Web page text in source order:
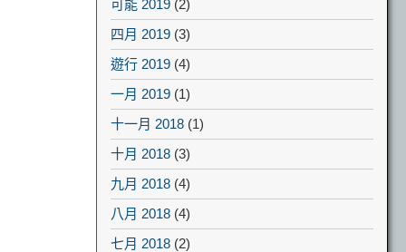
可能 2019 (2)
四月 2019 (3)
遊行 2019 (4)
一月 2019 (1)
十一月 2018 (1)
十月 2018 (3)
九月 2018 (4)
八月 2018 (4)
七月 2018 (2)